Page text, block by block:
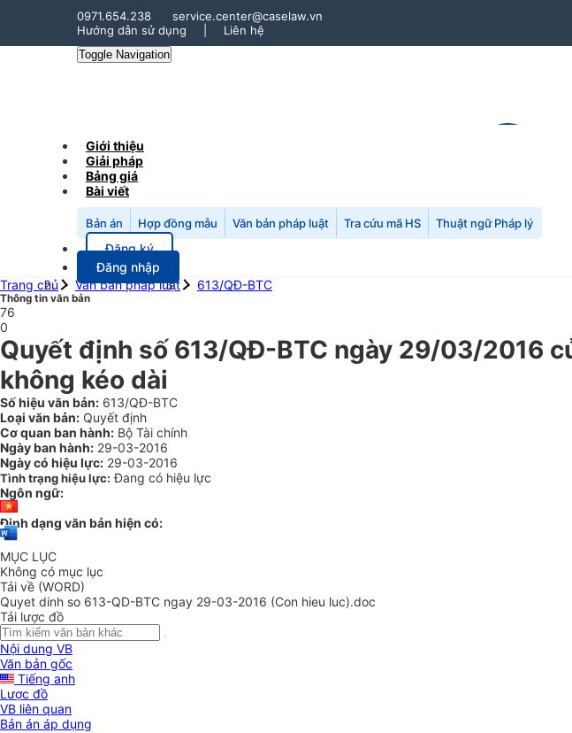
0971.654.238
service.center@caselaw.vn
Hướng dẫn sử dụng
Liên hệ
Toggle Navigation
Giới thiệu
Giải pháp
Bảng giá
Bài viết
Bản án Hợp đồng mẫu Văn bản pháp luật Tra cứu mã HS Thuật ngữ Pháp lý
Đăng ký
Đăng nhập
Trang chủ
Văn bản pháp luật 613/QĐ-BTC
Thông tin văn bản
76
0
Quyết định số 613/QĐ-BTC ngày 29/03/2016
không kéo dài
Số hiệu văn bản: 613/QĐ-BTC
Loại văn bản: Quyết định
Cơ quan ban hành: Bộ Tài chính
Ngày ban hành: 29-03-2016
Ngày có hiệu lực: 29-03-2016
Tình trạng hiệu lực: Đang có hiệu lực
Ngôn ngữ:
Định dạng văn bản hiện có:
MỤC LỤC
Không có mục lục
Tải về (WORD)
Quyet dinh so 613-QD-BTC ngay 29-03-2016 (Con hieu luc).doc
Tải lược đồ
Nội dung VB
Văn bản gốc
Tiếng anh
Lược đồ
VB liên quan
Bản án áp dụng